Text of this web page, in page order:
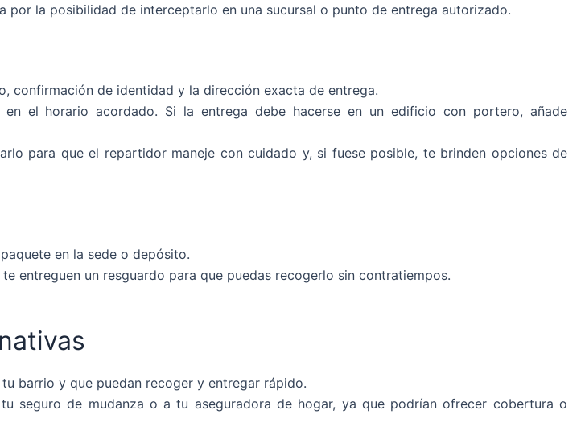
la posibilidad de interceptarlo en una sucursal o punto de entrega autorizado.
confirmación de identidad y la dirección exacta de entrega.
el horario acordado. Si la entrega debe hacerse en un edificio con portero, añade
para que el repartidor maneje con cuidado y, si fuese posible, te brinden opciones de
en la sede o depósito.
entreguen un resguardo para que puedas recogerlo sin contratiempos.
barrio y que puedan recoger y entregar rápido.
seguro de mudanza o a tu aseguradora de hogar, ya que podrían ofrecer cobertura o